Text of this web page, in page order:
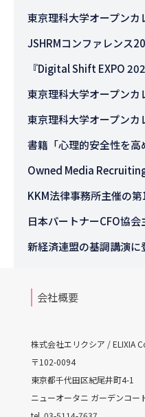
東京理科大学オープンカレッジ
JSHRMコンファレンス2023『ウェルビーイングリレー！
『Digital Shift EXPO 2022 Winter～
東京理科大学オープンカレッジのマネジメ
東京理科大学オープンカレッジのマネジメ
書籍「心理的安全性を高めるリーダーの声かけベスト
Owned Media Recruiting SUMMIT
KKM法律事務所主催の第16回KKM実務
日本パートナーCFO協会主催の第30回P-
新経済連盟の基調講演に
会社概要
株式会社エリクシア / ELIXIA
〒102-0094
東京都千代田区紀尾井町4-1
ニューオータニ ガーデンコー